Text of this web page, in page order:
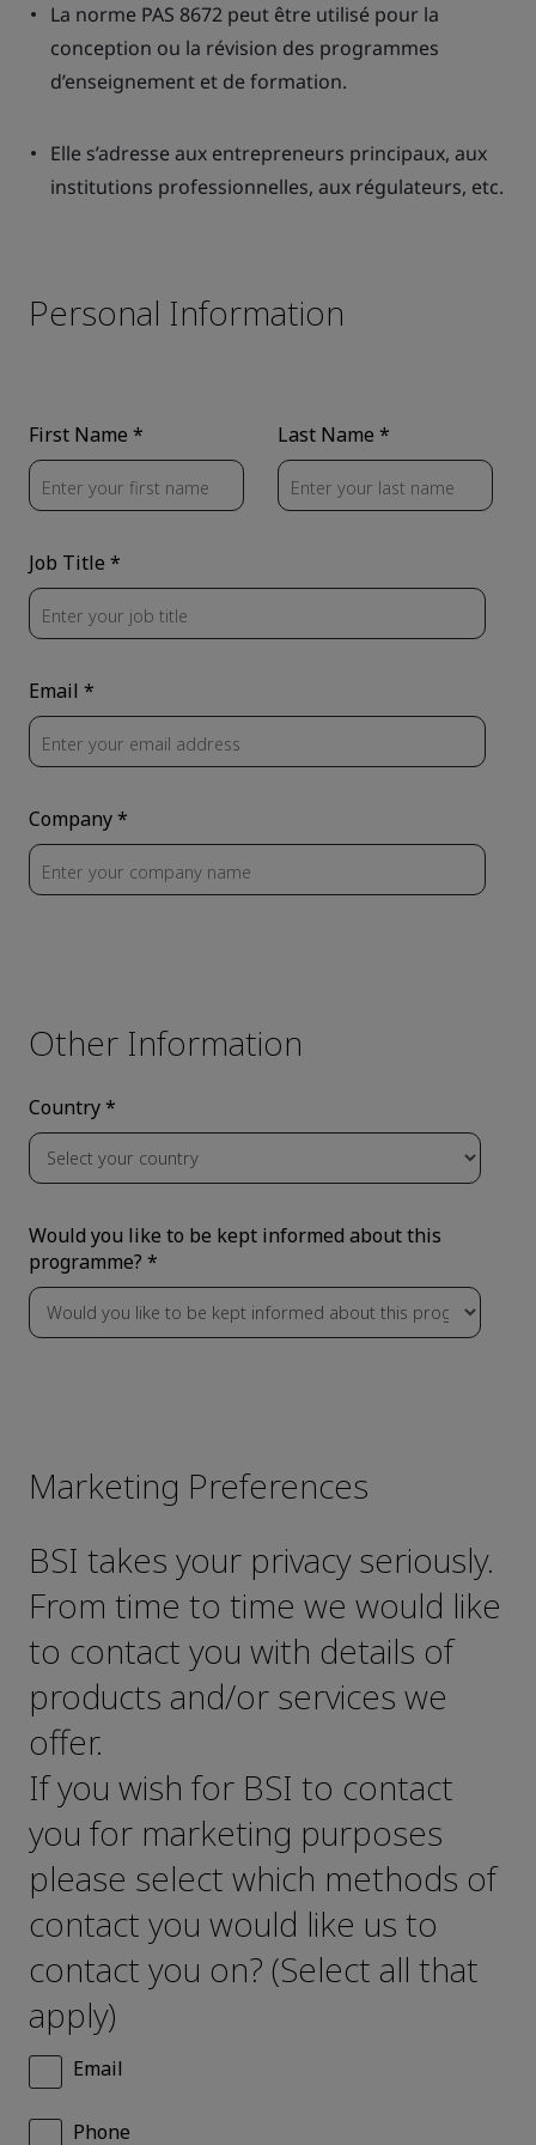
La norme PAS 8672 peut être utilisé pour la
conception ou la révision des programmes
d’enseignement et de formation.
Elle s’adresse aux entrepreneurs principaux, aux
institutions professionnelles, aux régulateurs, etc.